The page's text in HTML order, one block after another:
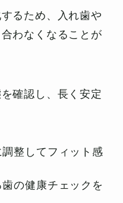
るため、入れ歯や
わなくなることが
確認し、長く安定
調整してフィット感
歯の健康チェックを